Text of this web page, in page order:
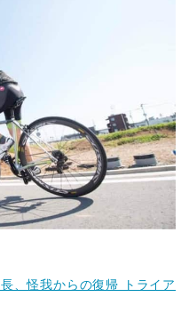
、怪我からの復帰 トライア